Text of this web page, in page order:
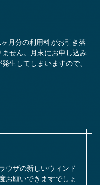
月分の利用料がお引き落
せん。月末にお申し込み
生してしまいますので、
ウザの新しいウィンド
お願いできますでしょ